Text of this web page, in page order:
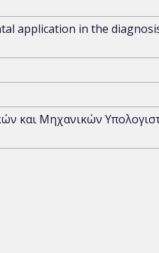
application in the
και Μηχανικών